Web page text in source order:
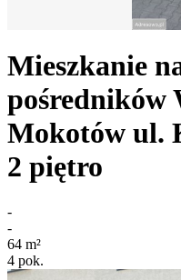
Mieszkanie
pośredników
Mokotów ul.
2 piętro
-
-
64 m²
4 pok.